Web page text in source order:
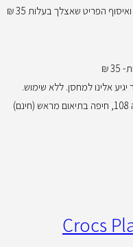
הפריט שאצלך בעלות 35 ₪
₪
אלינו למחסן. ללא שימוש.
Crocs